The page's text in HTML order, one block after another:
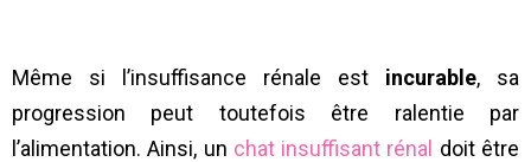
Même si l’insuffisance rénale est incurable, sa
progression peut toutefois être ralentie par
l’alimentation. Ainsi, un chat insuffisant rénal doit être